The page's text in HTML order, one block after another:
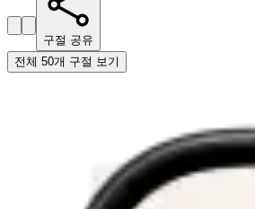
구절 공유
전체 50개 구절 보기